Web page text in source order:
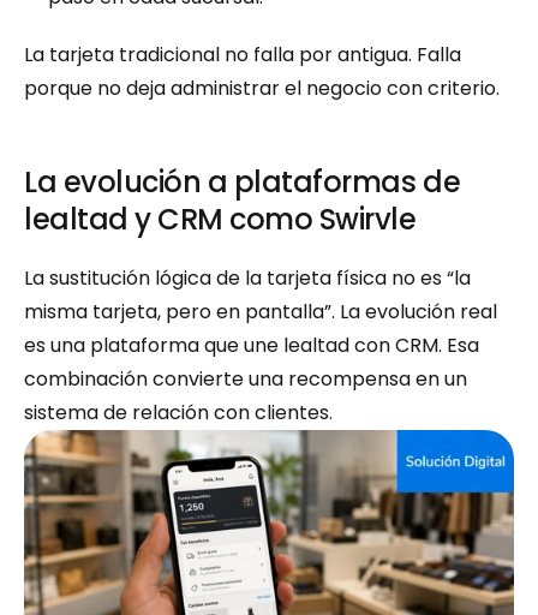
La tarjeta tradicional no falla por antigua. Falla
porque no deja administrar el negocio con criterio.
La evolución a plataformas de
lealtad y CRM como Swirvle
La sustitución lógica de la tarjeta física no es “la
misma tarjeta, pero en pantalla”. La evolución real
es una plataforma que une lealtad con CRM. Esa
combinación convierte una recompensa en un
sistema de relación con clientes.